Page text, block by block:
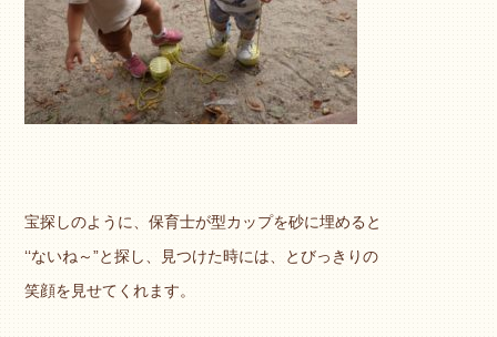
宝探しのように、保育士が型カップを砂に埋めると
‘‘ないね～”と探し、見つけた時には、とびっきりの
笑顔を見せてくれます。